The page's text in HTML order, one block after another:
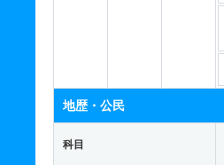
地歴・公民
科目